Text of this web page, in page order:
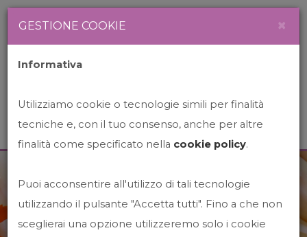
News&Events
GESTIONE COOKIE ×
Informativa
Utilizziamo cookie o tecnologie simili per finalità
tecniche e, con il tuo consenso, anche per altre
finalità come specificato nella cookie policy.
Puoi acconsentire all'utilizzo di tali tecnologie
utilizzando il pulsante "Accetta tutti". Fino a che non
sceglierai una opzione utilizzeremo solo i cookie